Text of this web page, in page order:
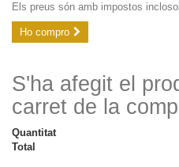
Els preus són amb impostos
Ho compro
S'ha afegit el
carret de la
Quantitat
Total